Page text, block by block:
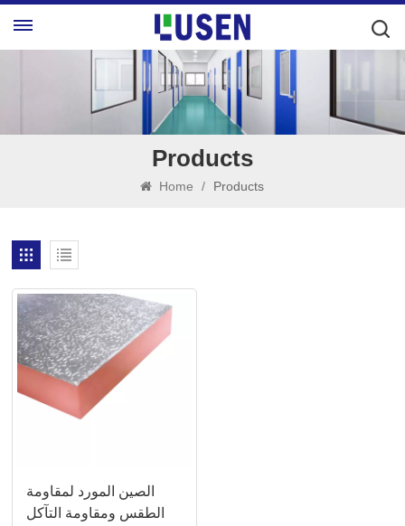
Products
Home / Products
الصين المورد لمقاومة
الطقس ومقاومة التآكل